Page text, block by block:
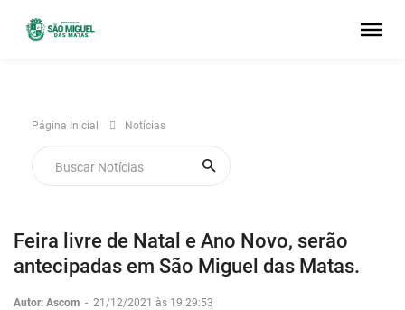
Página Inicial Notícias
Feira livre de Natal e Ano Novo, serão
antecipadas em São Miguel das Matas.
Autor: Ascom - 21/12/2021 às 19:29:53